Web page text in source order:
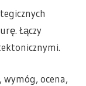
Łączy
wymóg, ocena,